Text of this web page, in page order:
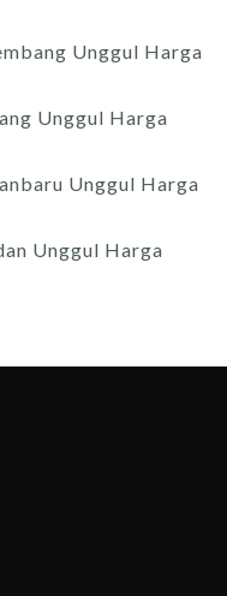
Unggul Harga
Unggul Harga
Unggul Harga
Unggul Harga